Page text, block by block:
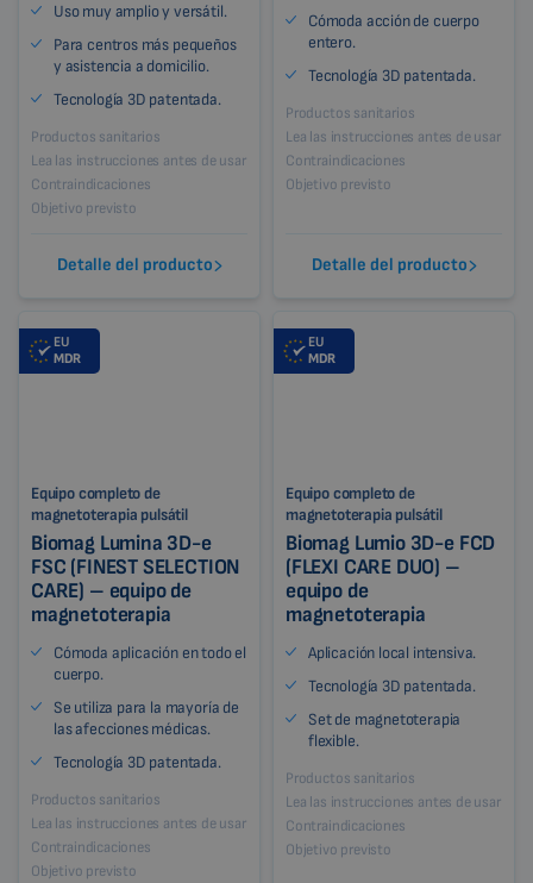
Uso muy amplio y versátil.
Para centros más pequeños
y asistencia a domicilio.
Tecnología 3D patentada.
Productos sanitarios
Lea las instrucciones antes de usar
Contraindicaciones
Objetivo previsto
Detalle del producto
Cómoda acción de cuerpo
entero.
Tecnología 3D patentada.
Productos sanitarios
Lea las instrucciones antes de usar
Contraindicaciones
Objetivo previsto
Detalle del producto
EU
MDR
Equipo completo de
magnetoterapia pulsátil
Biomag Lumina 3D-e
FSC (FINEST SELECTION
CARE) – equipo de
magnetoterapia
Cómoda aplicación en todo el
cuerpo.
Se utiliza para la mayoría de
las afecciones médicas.
Tecnología 3D patentada.
Productos sanitarios
Lea las instrucciones antes de usar
Contraindicaciones
Objetivo previsto
EU
MDR
Equipo completo de
magnetoterapia pulsátil
Biomag Lumio 3D-e FCD
(FLEXI CARE DUO) –
equipo de
magnetoterapia
Aplicación local intensiva.
Tecnología 3D patentada.
Set de magnetoterapia
flexible.
Productos sanitarios
Lea las instrucciones antes de usar
Contraindicaciones
Objetivo previsto